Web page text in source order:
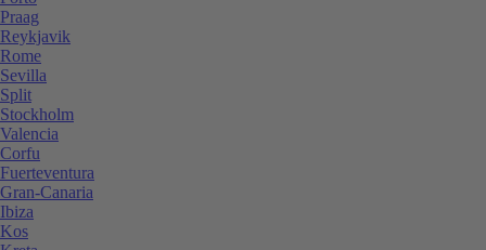
Praag
Reykjavik
Rome
Sevilla
Split
Stockholm
Valencia
Corfu
Fuerteventura
Gran-Canaria
Ibiza
Kos